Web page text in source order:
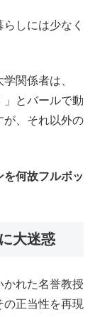
しには少なく
関係者は、
」とバールで動
が、それ以外の
何故フルボッ
大迷惑
かれた名誉教授
正当性を再現